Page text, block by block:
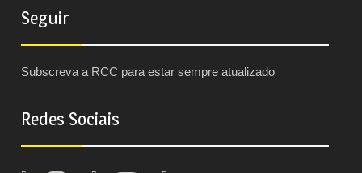
Seguir
Subscreva a RCC para estar sempre atualizado
Redes Sociais